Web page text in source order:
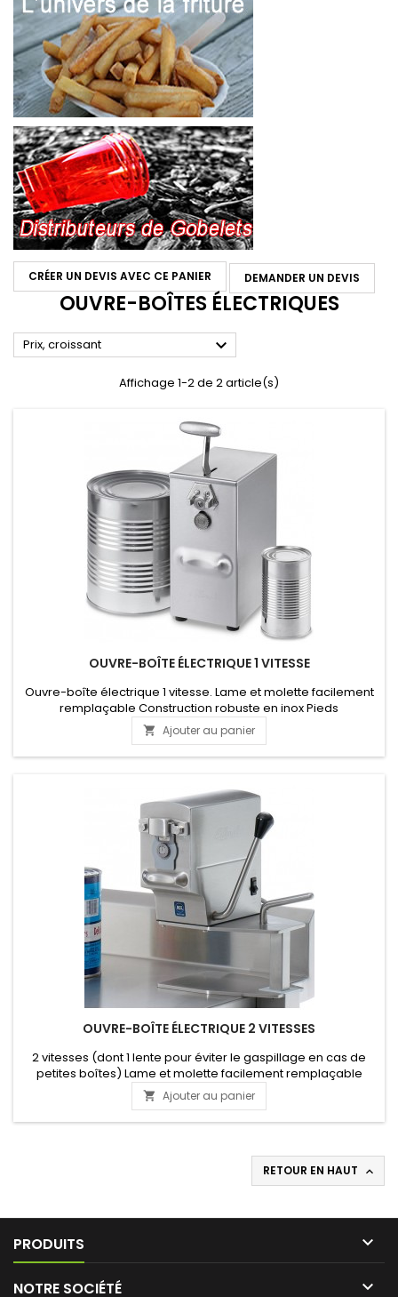
CRÉER UN DEVIS AVEC CE PANIER DEMANDER UN DEVIS
OUVRE-BOÎTES ÉLECTRIQUES
Prix, croissant 
Affichage 1-2 de 2 article(s)
OUVRE-BOÎTE ÉLECTRIQUE 1 VITESSE
Ouvre-boîte électrique 1 vitesse. Lame et molette facilement
remplaçable Construction robuste en inox Pieds
antidérapants Pour un usage d'environ 75 boîtes par jour
PRODUIT SUR COMMANDE - NOUS CONTACTER
 Ajouter au panier
OUVRE-BOÎTE ÉLECTRIQUE 2 VITESSES
2 vitesses (dont 1 lente pour éviter le gaspillage en cas de
petites boîtes) Lame et molette facilement remplaçable
Construction robuste en inox Pieds antidérapants Pour un
usage d'environ 200 boîtes par jour PRODUIT STOPPE
 Ajouter au panier
RETOUR EN HAUT 
PRODUITS 
NOTRE SOCIÉTÉ 